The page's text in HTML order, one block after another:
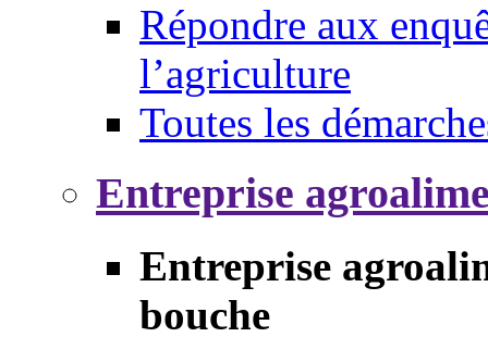
Répondre aux
l’agriculture
Toutes les
Entreprise
Entreprise
bouche